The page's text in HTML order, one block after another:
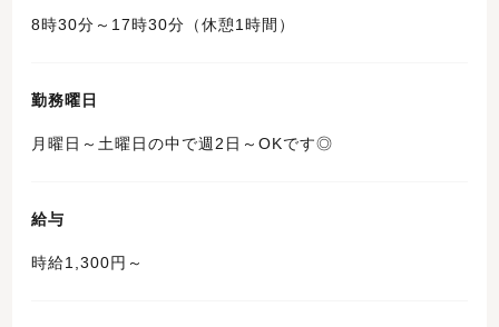
8時30分～17時30分（休憩1時間）
勤務曜日
月曜日～土曜日の中で週2日～OKです◎
給与
時給1,300円～